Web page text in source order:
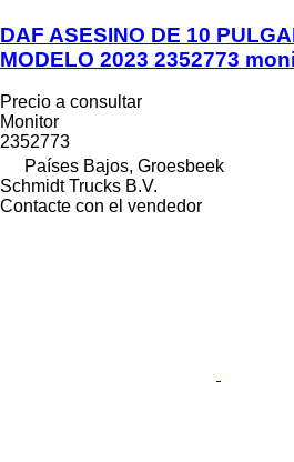
DAF ASESINO DE 10
MODELO 2023 2352773
Precio a consultar
Monitor
2352773
Países Bajos, Groesbeek
Schmidt Trucks B.V.
Contacte con el vendedor